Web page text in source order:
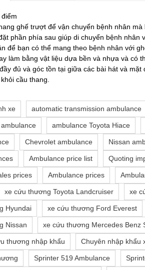
ghế trượt để vận chuyển bệnh nhân mà
phần phía sau giúp di chuyển bệnh
để bạn có thể mang theo bệnh nhân với
làm bằng vật liệu dựa bền và nhựa và có
đủ và góc tồn tại giữa các bài hát và
cầu thang.
xe
automatic transmission ambulance
ambulance Toyota Hiace
Chevrolet ambulance Nissan
Ambulance price list Quoting
prices Ambulance prices
xe cứu thương Toyota Landcruiser xe
Hyundai xe cứu thương Ford Everest
Nissan xe cứu thương Mercedes Benz
thương nhập khẩu Chuyên nhập khẩu
Sprinter 519 Ambulance